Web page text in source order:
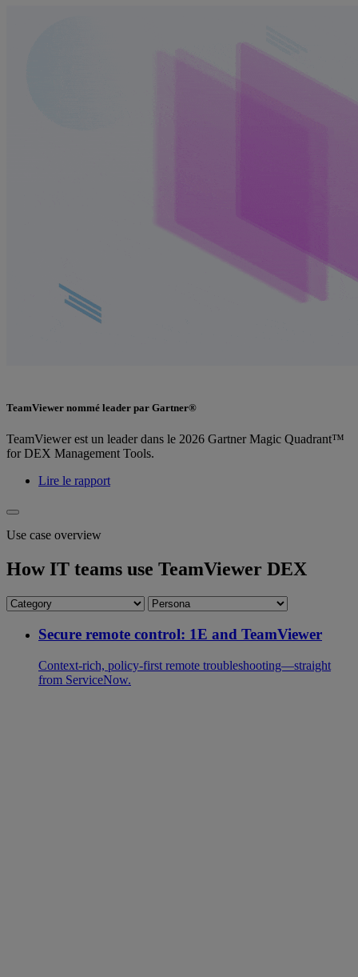
TeamViewer nommé leader par Gartner®
TeamViewer est un leader dans le 2026 Gartner Magic Quadrant™
for DEX Management Tools.
Lire le rapport
Use case overview
How IT teams use TeamViewer DEX
Secure remote control: 1E and TeamViewer
Context-rich, policy-first remote troubleshooting—straight
from ServiceNow.